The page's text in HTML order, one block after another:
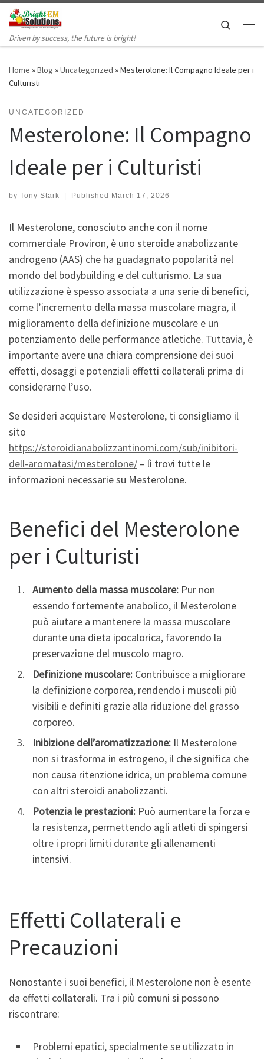
Skip to content
Driven by success, the future is bright!
Search
Home »Blog »Uncategorized »Mesterolone: Il Compagno Ideale per i
Culturisti
UNCATEGORIZED
Mesterolone: Il Compagno
Ideale per i Culturisti
by Tony Stark | Published March 17, 2026
Il Mesterolone, conosciuto anche con il nome
commerciale Proviron, è uno steroide anabolizzante
androgeno (AAS) che ha guadagnato popolarità nel
mondo del bodybuilding e del culturismo. La sua
utilizzazione è spesso associata a una serie di benefici,
come l’incremento della massa muscolare magra, il
miglioramento della definizione muscolare e un
potenziamento delle performance atletiche. Tuttavia, è
importante avere una chiara comprensione dei suoi
effetti, dosaggi e potenziali effetti collaterali prima di
considerarne l’uso.
Se desideri acquistare Mesterolone, ti consigliamo il
sito
https://steroidianabolizzantinomi.com/sub/inibitori-
dell-aromatasi/mesterolone/ – lì trovi tutte le
informazioni necessarie su Mesterolone.
Benefici del Mesterolone
per i Culturisti
Aumento della massa muscolare: Pur non
essendo fortemente anabolico, il Mesterolone
può aiutare a mantenere la massa muscolare
durante una dieta ipocalorica, favorendo la
preservazione del muscolo magro.
Definizione muscolare: Contribuisce a migliorare
la definizione corporea, rendendo i muscoli più
visibili e definiti grazie alla riduzione del grasso
corporeo.
Inibizione dell’aromatizzazione: Il Mesterolone
non si trasforma in estrogeno, il che significa che
non causa ritenzione idrica, un problema comune
con altri steroidi anabolizzanti.
Potenzia le prestazioni: Può aumentare la forza e
la resistenza, permettendo agli atleti di spingersi
oltre i propri limiti durante gli allenamenti
intensivi.
Effetti Collaterali e
Precauzioni
Nonostante i suoi benefici, il Mesterolone non è esente
da effetti collaterali. Tra i più comuni si possono
riscontrare:
Problemi epatici, specialmente se utilizzato in